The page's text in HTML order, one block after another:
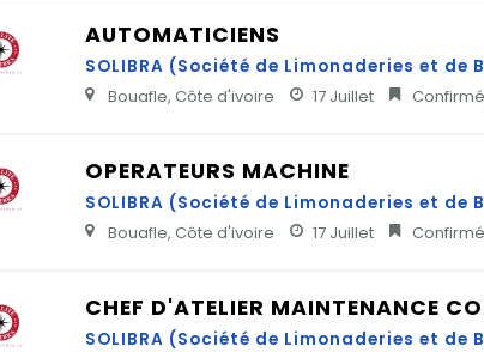
AUTOMATICIENS
SOLIBRA (Société de Limonaderies et
Bouafle, Côte d'ivoire
17 Juillet
OPERATEURS MACHINE
SOLIBRA (Société de Limonaderies et
Bouafle, Côte d'ivoire
17 Juillet
CHEF D'ATELIER MAINTENANCE
SOLIBRA (Société de Limonaderies et